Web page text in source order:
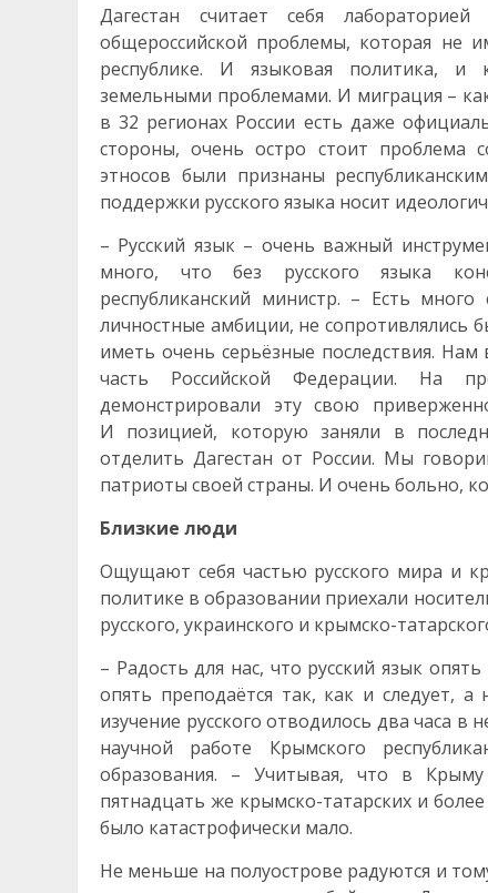
Дагестан считает себя
общероссийской проблемы, которая не
республике. И языковая политика, и
земельными проблемами. И миграция –
в 32 регионах России есть даже
стороны, очень остро стоит проблема
этносов были признаны
поддержки русского языка носит
– Русский язык – очень важный
много, что без русского языка
республиканский министр. – Есть
личностные амбиции, не сопротивлялись
иметь очень серьёзные последствия.
часть Российской Федерации. На
демонстрировали эту свою
И позицией, которую заняли в
отделить Дагестан от России. Мы
патриоты своей страны. И очень больно,
Близкие люди
Ощущают себя частью русского мира и
политике в образовании приехали
русского, украинского и крымско-
– Радость для нас, что русский язык
опять преподаётся так, как и следует,
изучение русского отводилось два часа в
научной работе Крымского
образования. – Учитывая, что в
пятнадцать же крымско-татарских и
было катастрофически мало.
Не меньше на полуострове радуются и